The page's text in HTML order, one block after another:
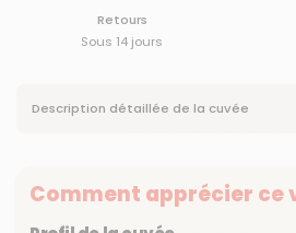
Retours
Sous 14 jours
Description détaillée de la cuvée
Comment apprécier ce